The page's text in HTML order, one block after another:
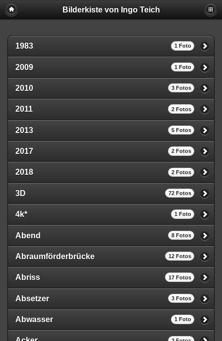
Bilderkiste von Ingo Teich
1983 1 Foto
2009 1 Foto
2010 3 Fotos
2011 2 Fotos
2013 5 Fotos
2017 2 Fotos
2018 2 Fotos
3D 72 Fotos
4k* 1 Foto
Abend 8 Fotos
Abraumförderbrücke 12 Fotos
Abriss 17 Fotos
Absetzer 3 Fotos
Abwasser 1 Foto